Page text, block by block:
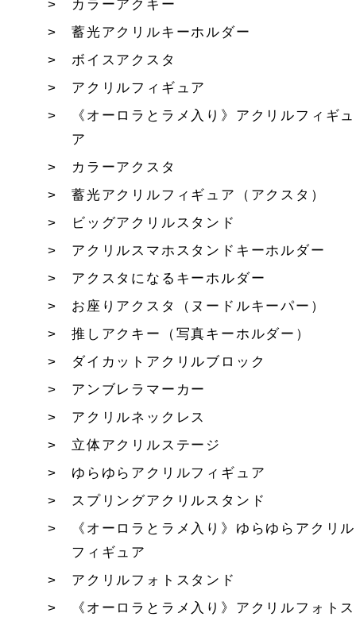
カラーアクキー
蓄光アクリルキーホルダー
ボイスアクスタ
アクリルフィギュア
《オーロラとラメ入り》アクリルフィギュ
ア
カラーアクスタ
蓄光アクリルフィギュア（アクスタ）
ビッグアクリルスタンド
アクリルスマホスタンドキーホルダー
アクスタになるキーホルダー
お座りアクスタ（ヌードルキーパー）
推しアクキー（写真キーホルダー）
ダイカットアクリルブロック
アンブレラマーカー
アクリルネックレス
立体アクリルステージ
ゆらゆらアクリルフィギュア
スプリングアクリルスタンド
《オーロラとラメ入り》ゆらゆらアクリル
フィギュア
アクリルフォトスタンド
《オーロラとラメ入り》アクリルフォトス